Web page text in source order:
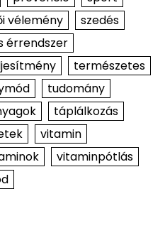
vélemény
szedés
érrendszer
természetes
tudomány
táplálkozás
vitamin
vitaminpótlás